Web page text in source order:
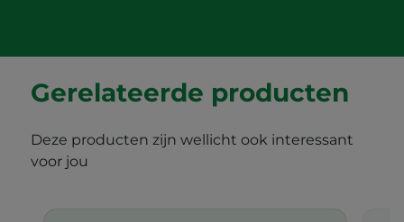
Gerelateerde producten
Deze producten zijn wellicht ook interessant
voor jou